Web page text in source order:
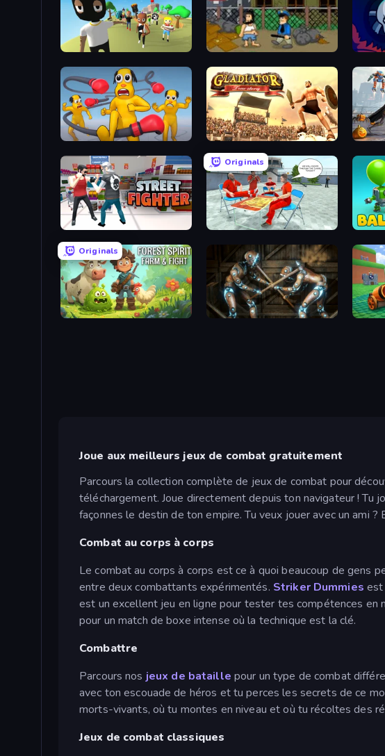
Mr. Dude: King of the Hill Hobo Clash
Annoying Uncle Punch Game Gladiator: True Story
Street Fighter Simulator
Originals
Alcatraz Prison Escape Plan
Originals
Forest Spirit: Farm & Fight Striker Dummies
Joue aux meilleurs jeux de combat gratuitement
Parcours la collection complète de jeux de combat pour
téléchargement. Joue directement depuis ton navigateur ! Tu
façonnes le destin de ton empire. Tu veux jouer avec un ami ?
Combat au corps à corps
Le combat au corps à corps est ce à quoi beaucoup de gens
entre deux combattants expérimentés. Striker Dummies est
est un excellent jeu en ligne pour tester tes compétences en
pour un match de boxe intense où la technique est la clé.
Combattre
Parcours nos jeux de bataille pour un type de combat
avec ton escouade de héros et tu perces les secrets de ce
morts-vivants, où tu montes en niveau et où tu récoltes des
Jeux de combat classiques